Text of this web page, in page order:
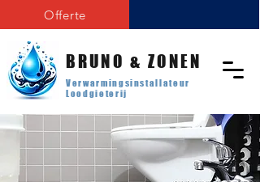
Offerte
BRUNO & ZONEN
Verwarmingsinstallateur
Loodgieterij